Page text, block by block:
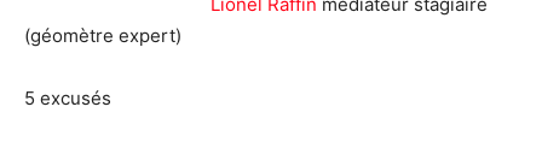
(géomètre expert)
5 excusés